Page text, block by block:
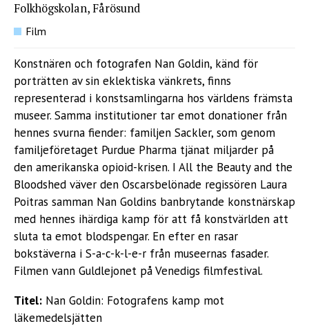
Folkhögskolan, Fårösund
Film
Konstnären och fotografen Nan Goldin, känd för
porträtten av sin eklektiska vänkrets, finns
representerad i konstsamlingarna hos världens främsta
museer. Samma institutioner tar emot donationer från
hennes svurna fiender: familjen Sackler, som genom
familjeföretaget Purdue Pharma tjänat miljarder på
den amerikanska opioid-krisen. I All the Beauty and the
Bloodshed väver den Oscarsbelönade regissören Laura
Poitras samman Nan Goldins banbrytande konstnärskap
med hennes ihärdiga kamp för att få konstvärlden att
sluta ta emot blodspengar. En efter en rasar
bokstäverna i S-a-c-k-l-e-r från museernas fasader.
Filmen vann Guldlejonet på Venedigs filmfestival.
Titel: Nan Goldin: Fotografens kamp mot
läkemedelsjätten